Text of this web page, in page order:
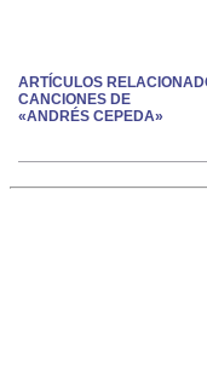
ARTÍCULOS
CANCIONES DE
«ANDRÉS CEPEDA»